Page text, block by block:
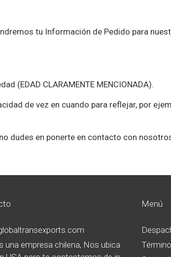
tu Información de Pedido para
(EDAD CLARAMENTE MENCIONADA).
de vez en cuando para reflejar, por
dudes en ponerte en contacto con
una empresa chilena, Nos ubica
Menú